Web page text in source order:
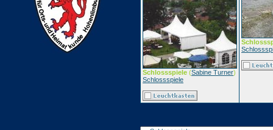
Schlossspiele (Sabine Turner)
Schlossspiele